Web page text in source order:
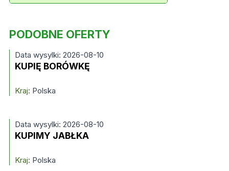
PODOBNE OFERTY
Data wysylki: 2026-08-10
KUPIĘ BORÓWKĘ
Kraj: Polska
Data wysylki: 2026-08-10
KUPIMY JABŁKA
Kraj: Polska